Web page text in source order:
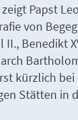
Papst
von
II., Benedikt
kürzlich bei
Stätten in